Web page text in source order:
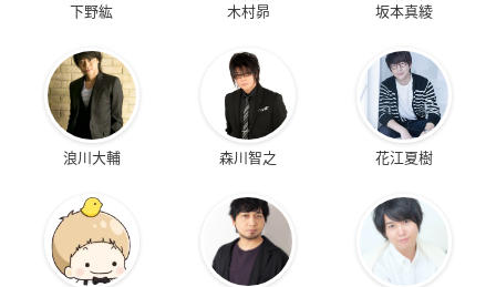
下野紘 木村昴 坂本真綾
浪川大輔 森川智之 花江夏樹